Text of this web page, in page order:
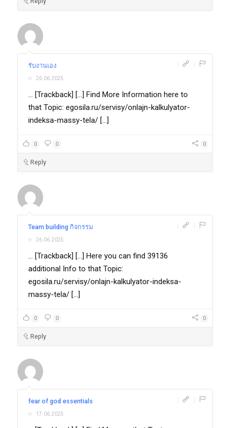
รับงานเอง
26.06.2025
... [Trackback] [...] Find More Information here to
that Topic: egosila.ru/servisy/onlajn-kalkulyator-
indeksa-massy-tela/ [...]
0 0 0
Reply
Team building กิจกรรม
26.06.2025
... [Trackback] [...] Here you can find 39136
additional Info to that Topic:
egosila.ru/servisy/onlajn-kalkulyator-indeksa-
massy-tela/ [...]
0 0 0
Reply
fear of god essentials
17.06.2025